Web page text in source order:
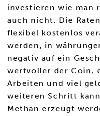
investieren wie man
auch nicht. Die
flexibel kostenlos
werden, in
negativ auf ein
wertvoller der Coin,
Arbeiten und viel
weiteren Schritt
Methan erzeugt